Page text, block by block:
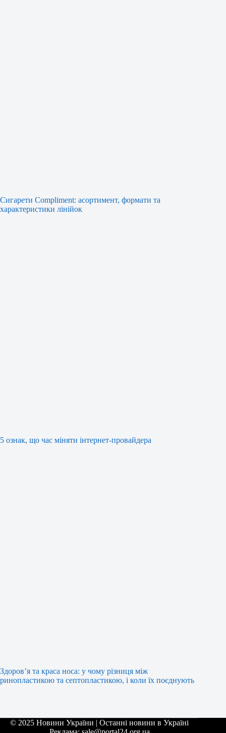
Сигарети Compliment: асортимент, формати та
характеристики лінійок
5 ознак, що час міняти інтернет-провайдера
Здоров’я та краса носа: у чому різниця між
ринопластикою та септопластикою, і коли їх поєднують
© 2025 Новини України | Останні новини в Україні